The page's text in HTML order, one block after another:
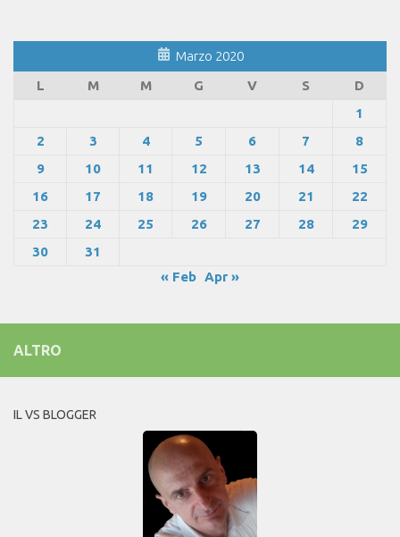
Marzo 2020
L
M M G V S
D
1
2
3 4 5 6 7
8
9
10 11 12 13 14
15
16
17 18 19 20 21
22
23
24 25 26 27 28
29
30
31
« Feb Apr »
ALTRO
IL VS BLOGGER